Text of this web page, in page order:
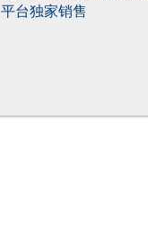
平台独家销售